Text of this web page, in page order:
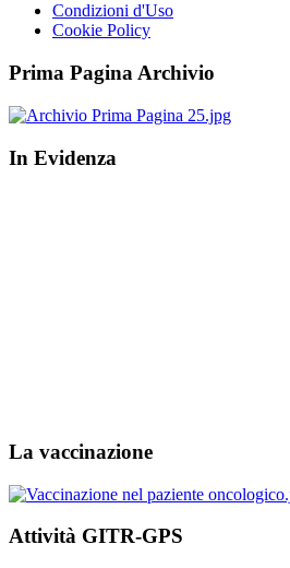
Condizioni d'Uso
Cookie Policy
Prima Pagina Archivio
In Evidenza
La vaccinazione
Attività GITR-GPS